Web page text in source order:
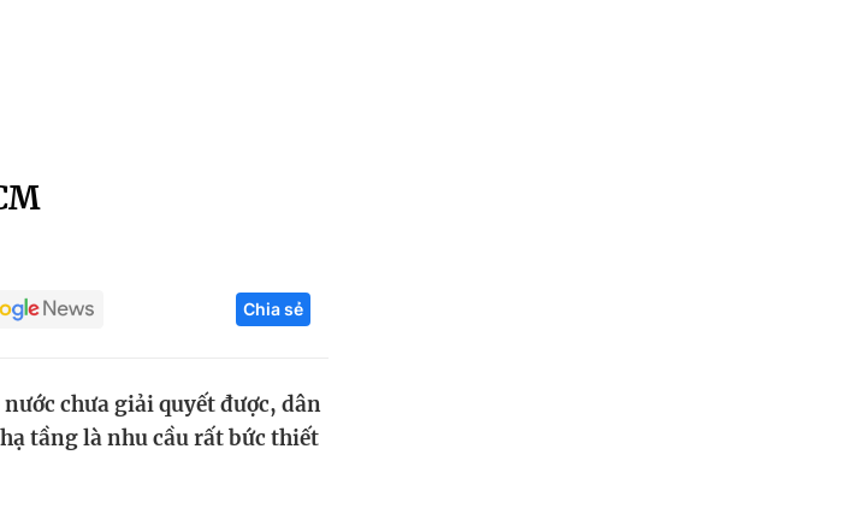
Hitech Công nghệ tương lai
Sản phẩm
Chia sẻ
chưa giải quyết được, dân
tầng là nhu cầu rất bức thiết